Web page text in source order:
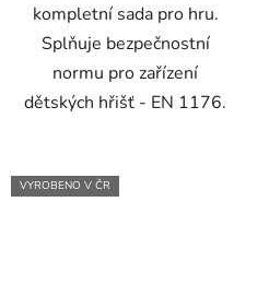
kompletní sada pro hru.
Splňuje bezpečnostní
normu pro zařízení
dětských hřišť - EN 1176.
VYROBENO V ČR